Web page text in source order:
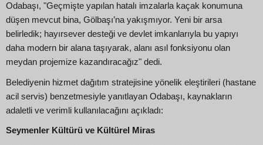
Odabaşı, "Geçmişte yapılan hatalı imzalarla kaçak konumuna
düşen mevcut bina, Gölbaşı’na yakışmıyor. Yeni bir arsa
belirledik; hayırsever desteği ve devlet imkanlarıyla bu yapıyı
daha modern bir alana taşıyarak, alanı asıl fonksiyonu olan
meydan projemize kazandıracağız" dedi.
Belediyenin hizmet dağıtım stratejisine yönelik eleştirileri (hastane
acil servis) benzetmesiyle yanıtlayan Odabaşı, kaynakların
adaletli ve verimli kullanılacağını açıkladı:
Seymenler Kültürü ve Kültürel Miras